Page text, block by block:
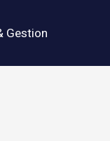
Gestion